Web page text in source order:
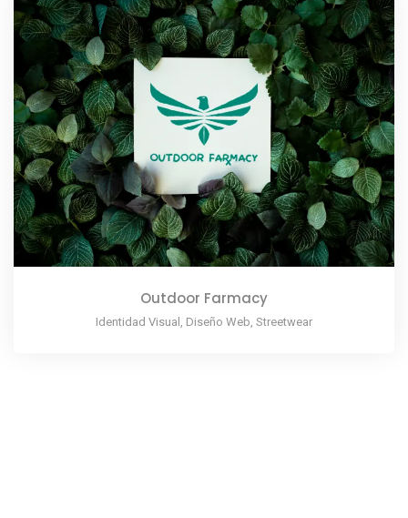
Outdoor Farmacy
Identidad Visual, Diseño Web, Streetwear